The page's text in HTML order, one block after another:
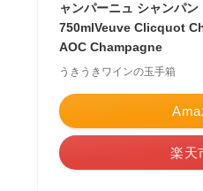
ャンパーニュ シャンパン
750mlVeuve Clicquot
AOC Champagne
うきうきワインの玉手箱
楽天